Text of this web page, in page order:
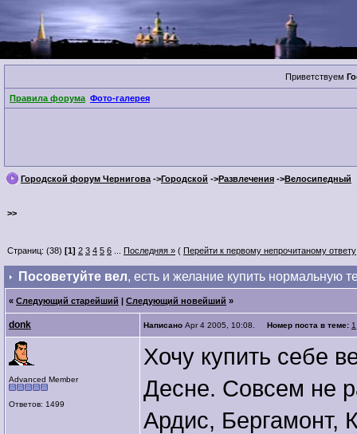
Приветствуем
Правила форума Фото-галерея
Городской форум Чернигова ->Городской ->Развлечения ->Велосипедный
>>
Страниц: (38) [1] 2 3 4 5 6 Последняя » ( Перейти к первому непрочитаному ответу
Посоветуйте вел, есть и желание купить нормальную
« Следующий старейший | Следующий новейший »
donk Написано Apr 4 2005, 10:08. Номер поста в теме: 1
Advanced Member
Ответов: 1499
Хочу купить себе
Десне. Совсем не
Ардис, Бергамонт,